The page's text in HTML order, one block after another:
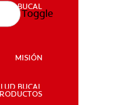
SALUD BUCAL
BUCAL
MISIÓN
BUCAL
Toggle